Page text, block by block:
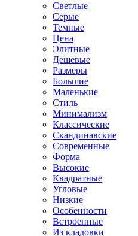
Светлые
Серые
Темные
Цена
Элитные
Дешевые
Размеры
Большие
Маленькие
Стиль
Минимализм
Классические
Скандинавские
Современные
Форма
Высокие
Квадратные
Угловые
Низкие
Особенности
Встроенные
Из кладовки